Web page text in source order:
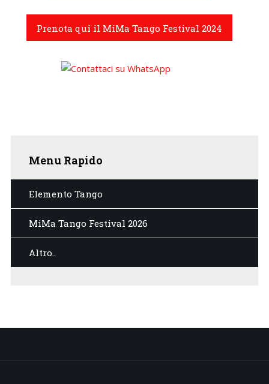
Prenota qui il MiMa Tango Festival 2024
Menu Rapido
Elemento Tango
MiMa Tango Festival 2026
Altro..